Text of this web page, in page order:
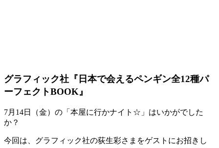
グラフィック社『日本で会えるペンギン全12種パ
ーフェクトBOOK』
7月14日（金）の「本屋に行かナイト☆」はいかがでした
か？
今回は、グラフィック社の荻生彩さまをゲストにお招きし